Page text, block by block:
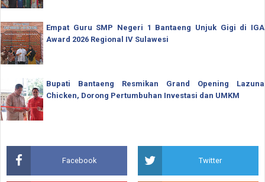
Empat Guru SMP Negeri 1 Bantaeng Unjuk Gigi di IGA
Award 2026 Regional IV Sulawesi
Bupati Bantaeng Resmikan Grand Opening Lazuna
Chicken, Dorong Pertumbuhan Investasi dan UMKM
Facebook Twitter